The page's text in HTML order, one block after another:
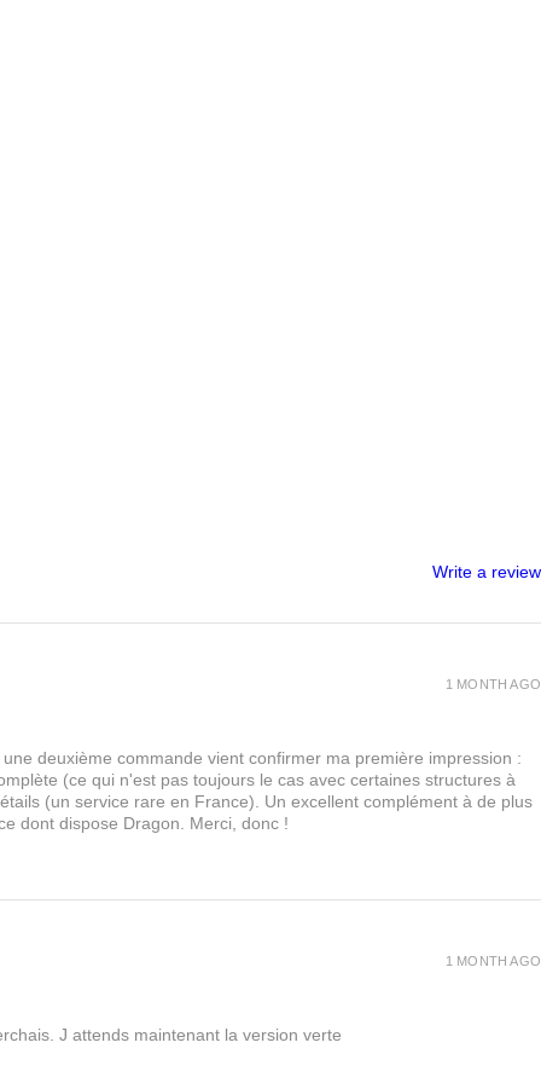
Write a review
deuxième commande vient confirmer ma première impression :
(ce qui n'est pas toujours le cas avec certaines structures à
(un service rare en France). Un excellent complément à de plus
dont dispose Dragon. Merci, donc !
1 MONTH AGO
J attends maintenant la version verte
1 MONTH AGO